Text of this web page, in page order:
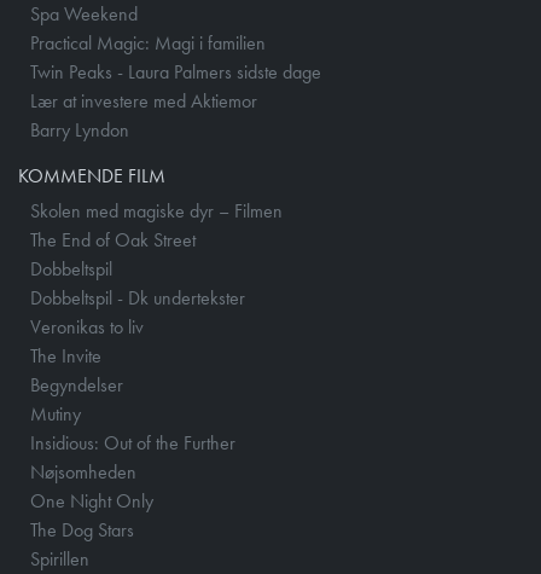
Spa Weekend
Practical Magic: Magi i familien
Twin Peaks - Laura Palmers sidste dage
Lær at investere med Aktiemor
Barry Lyndon
KOMMENDE FILM
Skolen med magiske dyr – Filmen
The End of Oak Street
Dobbeltspil
Dobbeltspil - Dk undertekster
Veronikas to liv
The Invite
Begyndelser
Mutiny
Insidious: Out of the Further
Nøjsomheden
One Night Only
The Dog Stars
Spirillen